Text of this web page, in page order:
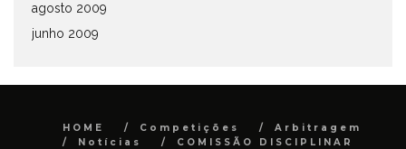
agosto 2009
junho 2009
HOME Competições
Arbitragem
Notícias
COMISSÃO DISCIPLINAR